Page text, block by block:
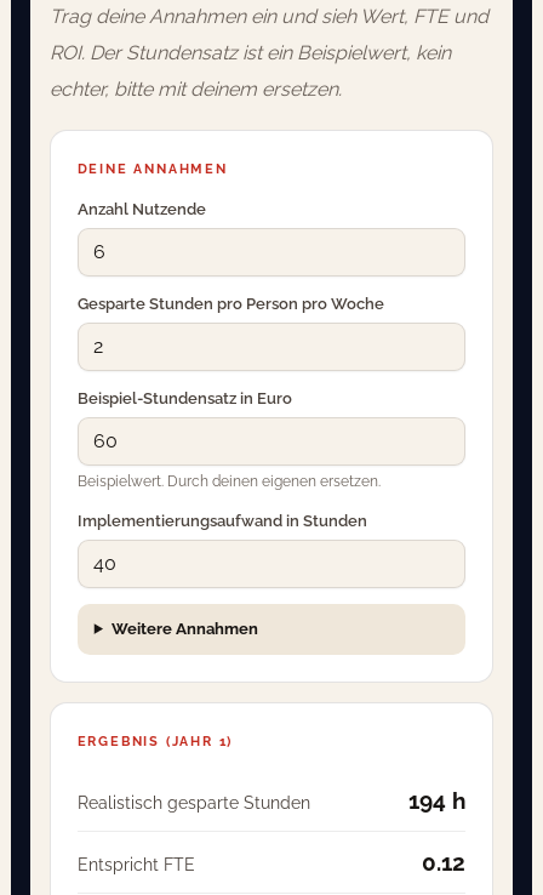
Trag deine Annahmen ein und sieh Wert, FTE und
ROI. Der Stundensatz ist ein Beispielwert, kein
echter, bitte mit deinem ersetzen.
DEINE ANNAHMEN
Anzahl Nutzende
Gesparte Stunden pro Person pro Woche
Beispiel-Stundensatz in Euro
Beispielwert. Durch deinen eigenen ersetzen.
Implementierungsaufwand in Stunden
Weitere Annahmen
ERGEBNIS (JAHR 1)
Realistisch gesparte Stunden 194 h
Entspricht FTE 0.12